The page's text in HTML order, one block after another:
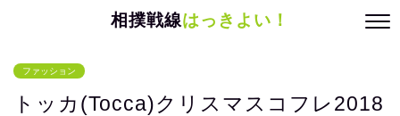
相撲戦線はっきよい！
ファッション
トッカ(Tocca)クリスマスコフレ2018